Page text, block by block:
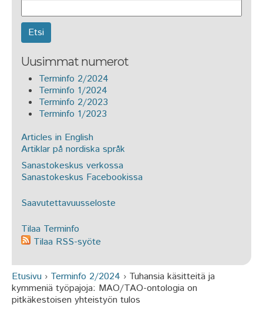
Uusimmat numerot
Terminfo 2/2024
Terminfo 1/2024
Terminfo 2/2023
Terminfo 1/2023
Articles in English
Artiklar på nordiska språk
Sanastokeskus verkossa
Sanastokeskus Facebookissa
Saavutettavuusseloste
Tilaa Terminfo
Tilaa RSS-syöte
Olet täällä
Etusivu › Terminfo 2/2024 › Tuhansia käsitteitä ja
kymmeniä työpajoja: MAO/TAO-ontologia on
pitkäkestoisen yhteistyön tulos